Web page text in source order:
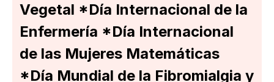
Vegetal *Día Internacional de la
Enfermería *Día Internacional
de las Mujeres Matemáticas
*Día Mundial de la Fibromialgia y